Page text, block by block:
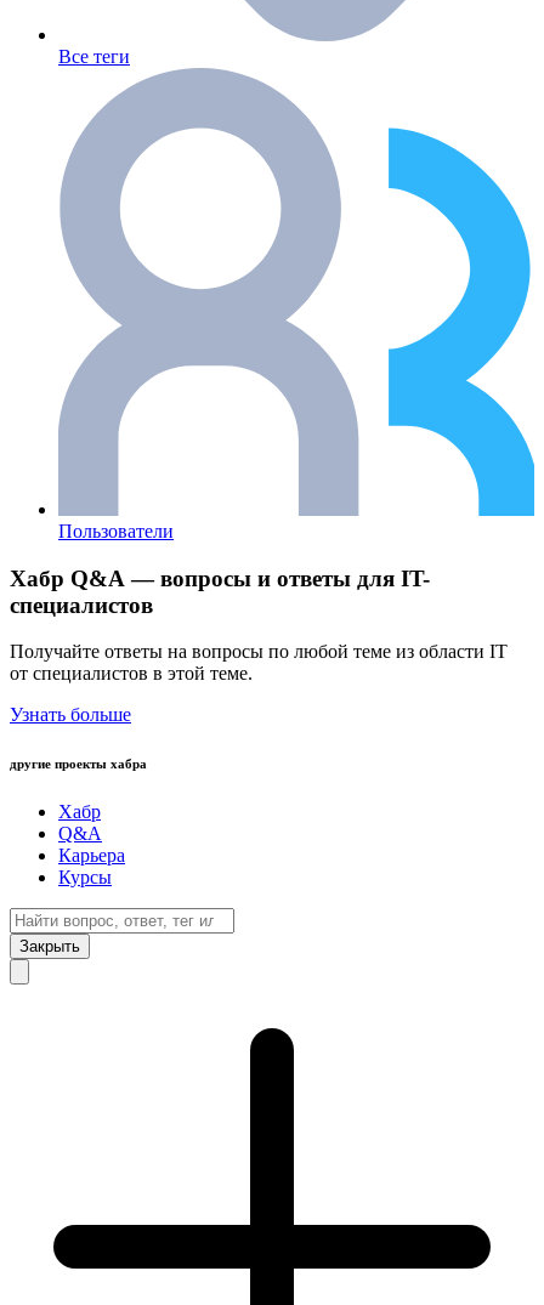
Все теги
Пользователи
Хабр Q&A — вопросы и ответы для IT-
специалистов
Получайте ответы на вопросы по любой теме из области IT
от специалистов в этой теме.
Узнать больше
другие проекты хабра
Хабр
Q&A
Карьера
Курсы
Закрыть